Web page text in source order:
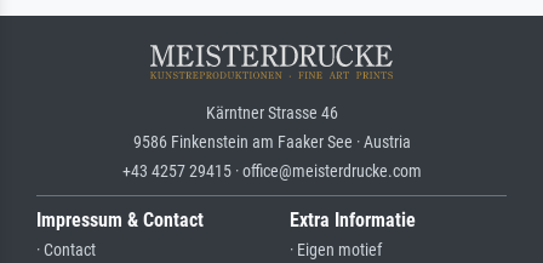
Kärntner Strasse 46
9586 Finkenstein am Faaker See · Austria
+43 4257 29415 · office@meisterdrucke.com
Impressum & Contact
· Contact
Extra Informatie
· Eigen motief